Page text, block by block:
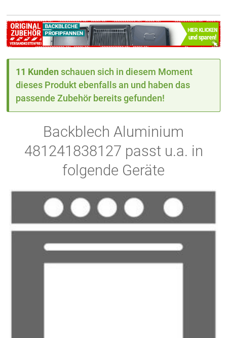
11 Kunden schauen sich in diesem Moment
dieses Produkt ebenfalls an und haben das
passende Zubehör bereits gefunden!
Backblech Aluminium
481241838127 passt u.a. in
folgende Geräte